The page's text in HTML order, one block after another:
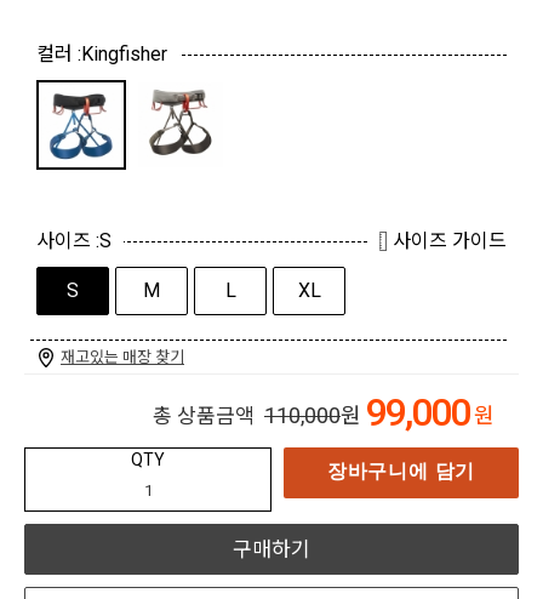
컬러 :Kingfisher
사이즈 :S 사이즈 가이드
S M L XL
재고있는 매장 찾기
총 상품금액 110,000원 99,000원
QTY 장바구니에 담기
구매하기